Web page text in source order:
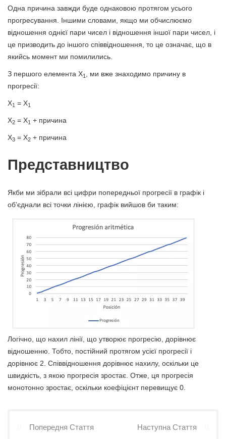
Одна причина завжди буде однаковою протягом усього
прогресування. Іншими словами, якщо ми обчислюємо
відношення однієї пари чисел і відношення іншої пари чисел, і
це призводить до іншого співвідношення, то це означає, що в
якийсь момент ми помилились.
З першого елемента X1 , ми вже знаходимо причину в
прогресії:
X1 = X1
X2 = X1 + причина
X3 = X2 + причина
Представництво
Якби ми зібрали всі цифри попередньої прогресії в графік і
об’єднали всі точки лінією, графік вийшов би таким:
Логічно, що нахил лінії, що утворює прогресію, дорівнює
відношенню. Тобто, постійний протягом усієї прогресії і
дорівнює 2. Співвідношення дорівнює нахилу, оскільки це
швидкість, з якою прогресія зростає. Отже, ця прогресія
монотонно зростає, оскільки коефіцієнт перевищує 0.
Попередня Стаття Наступна Стаття